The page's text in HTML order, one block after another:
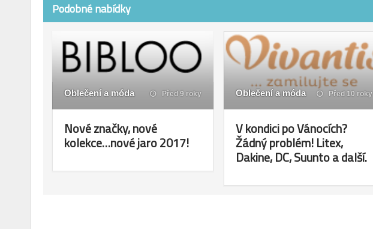
Podobné nabídky
Oblečení a móda Před 9 roky
Nové značky, nové
kolekce…nové jaro 2017!
Oblečení a móda Před 10 roky
V kondici po Vánocích?
Žádný problém! Litex,
Dakine, DC, Suunto a další.